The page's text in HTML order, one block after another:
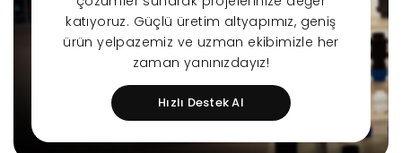
katıyoruz. Güçlü üretim altyapımız, geniş
ürün yelpazemiz ve uzman ekibimizle her
zaman yanınızdayız!
Hızlı Destek Al